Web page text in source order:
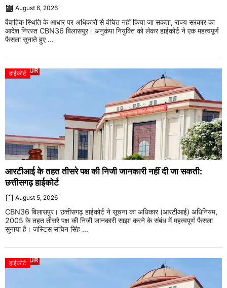
August 6, 2026
वैवाहिक स्थिति के आधार पर अधिकारों से वंचित नहीं किया जा सकता, राज्य सरकार का
आदेश निरस्त CBN36 बिलासपुर। अनुकंपा नियुक्ति को लेकर हाईकोर्ट ने एक महत्वपूर्ण
फैसला सुनाते हुए ...
हाईकोर्ट
आरटीआई के तहत तीसरे पक्ष की निजी जानकारी नहीं दी जा सकती:
छत्तीसगढ़ हाईकोर्ट
August 5, 2026
CBN36 बिलासपुर। छत्तीसगढ़ हाईकोर्ट ने सूचना का अधिकार (आरटीआई) अधिनियम,
2005 के तहत तीसरे पक्ष की निजी जानकारी साझा करने के संबंध में महत्वपूर्ण फैसला
सुनाया है। जस्टिस सचिन सिंह ...
हाईकोर्ट